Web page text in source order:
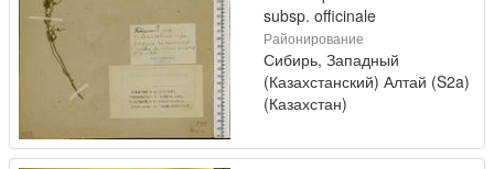
subsp. officinale
Районирование
Сибирь, Западный
(Казахстанский) Алтай (S2a)
(Казахстан)